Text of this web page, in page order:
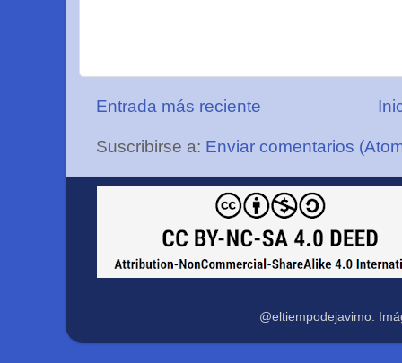
Entrada más reciente
Suscribirse a: Enviar comentarios
@eltiempodejavimo.